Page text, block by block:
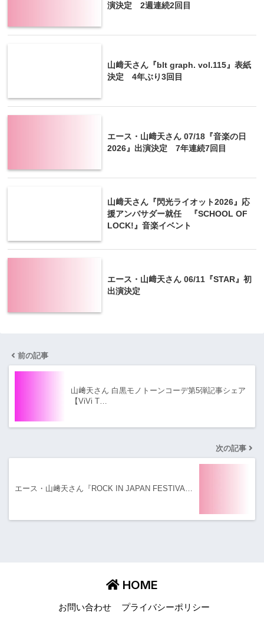
演決定 2週連続2回目
山﨑天さん『blt graph. vol.115』表紙
決定 4年ぶり3回目
エース・山﨑天さん 07/18『音楽の日
2026』出演決定 7年連続7回目
山﨑天さん『閃光ライオット2026』応
援アンバサダー就任 『SCHOOL OF
LOCK!』音楽イベント
エース・山﨑天さん 06/11『STAR』初
出演決定
前の記事
山﨑天さん 白黒モノトーンコーデ第5弾記事シェア
【ViVi T…
次の記事
エース・山﨑天さん『ROCK IN JAPAN FESTIVA…
HOME
お問い合わせ プライバシーポリシー